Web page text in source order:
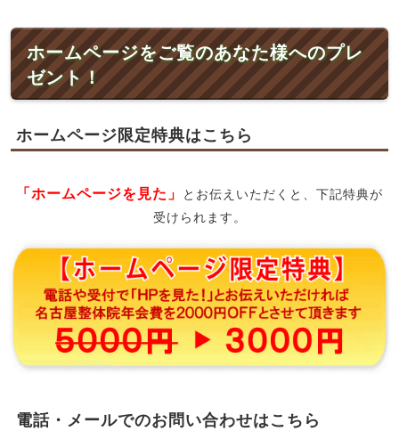
ホームページをご覧のあなた様へのプレ
ゼント！
ホームページ限定特典はこちら
「ホームページを見た」
とお伝えいただくと、下記特典が
受けられます。
電話・メールでのお問い合わせはこちら